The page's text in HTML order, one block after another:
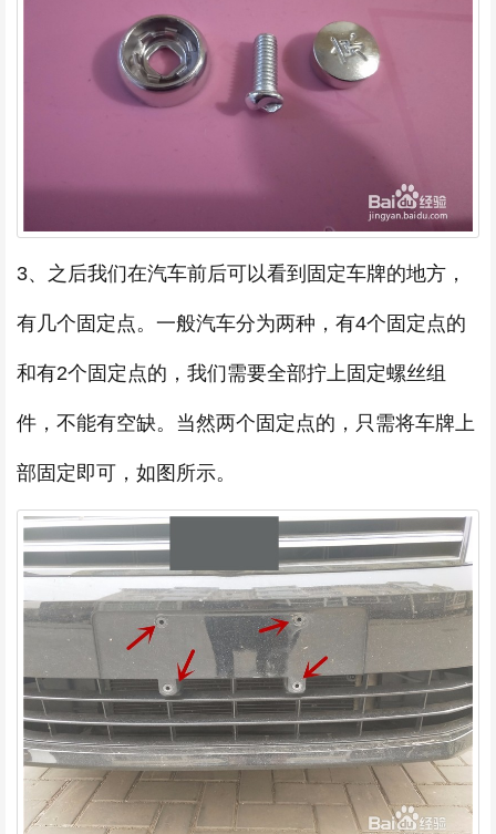
3、之后我们在汽车前后可以看到固定车牌的地方，
有几个固定点。一般汽车分为两种，有4个固定点的
和有2个固定点的，我们需要全部拧上固定螺丝组
件，不能有空缺。当然两个固定点的，只需将车牌上
部固定即可，如图所示。